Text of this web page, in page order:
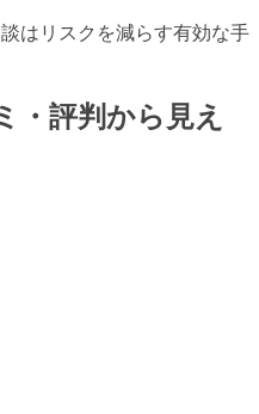
はリスクを減らす有効な手
・評判から見え